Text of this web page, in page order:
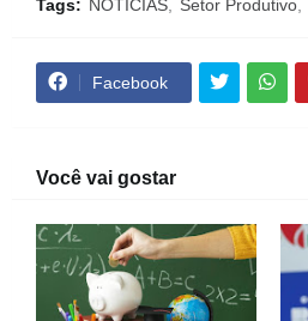
Tags: NOTÍCIAS Setor Produtivo
Facebook
Você vai gostar